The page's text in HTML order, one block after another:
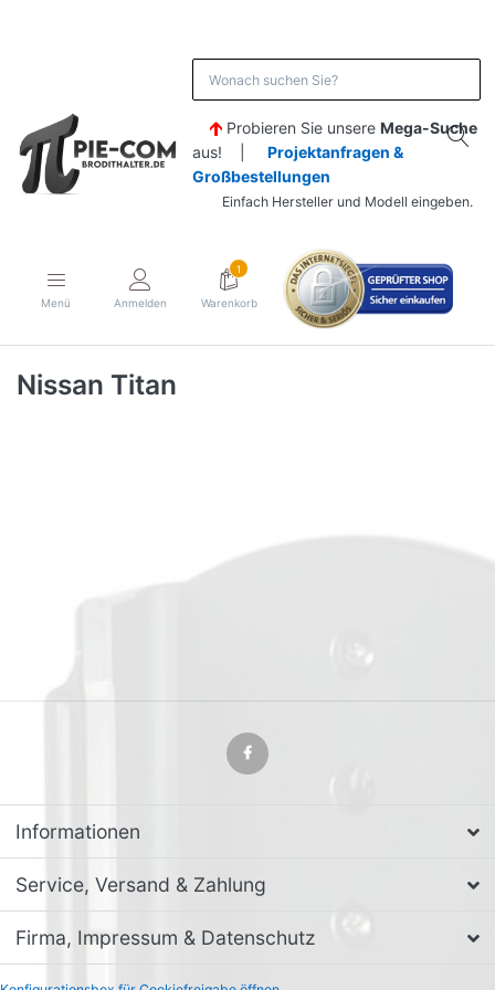
Probieren Sie unsere Mega-Suche
aus! | Projektanfragen &
Großbestellungen
Einfach Hersteller und Modell eingeben.
Menü Anmelden
1
Warenkorb
Nissan Titan
Informationen
Service, Versand & Zahlung
Firma, Impressum & Datenschutz